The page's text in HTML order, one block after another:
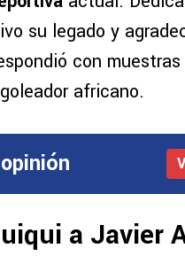
su legado y
con
africano.
a Javier